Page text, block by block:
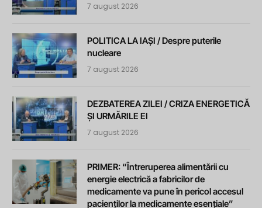
7 august 2026
POLITICA LA IAȘI / Despre puterile
nucleare
7 august 2026
DEZBATEREA ZILEI / CRIZA ENERGETICĂ
ȘI URMĂRILE EI
7 august 2026
PRIMER: “Întreruperea alimentării cu
energie electrică a fabricilor de
medicamente va pune în pericol accesul
pacienților la medicamente esențiale”